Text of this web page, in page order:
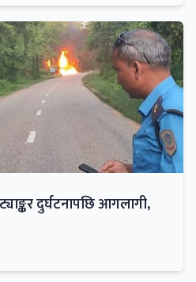
दुर्घटनापछि आगलागी,